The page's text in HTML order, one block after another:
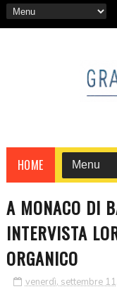
HOME
A MONACO DI
INTERVISTA
ORGANICO
venerdì, settembre